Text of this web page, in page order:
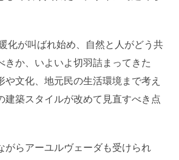
化が叫ばれ始め、自然と人がどう共
きか、いよいよ切羽詰まってきた
や文化、地元民の生活環境まで考え
建築スタイルが改めて見直すべき点
がらアーユルヴェーダも受けられ